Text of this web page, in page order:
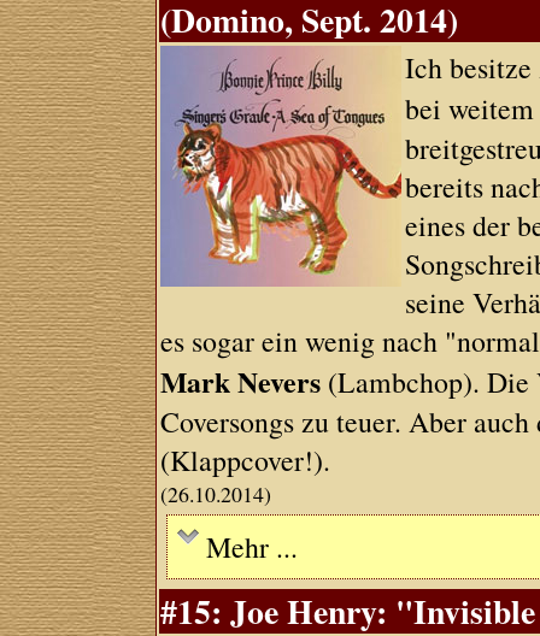
(Domino, Sept. 2014)
Ich
bei
bereits
eines der
seine
es sogar ein wenig nach
Mark Nevers (Lambchop). Die
Coversongs zu teuer. Aber
(Klappcover!).
(26.10.2014)
Mehr ...
#15: Joe Henry: